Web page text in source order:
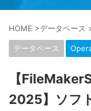
HOME >データベース
データベース
【
2025】ソフ